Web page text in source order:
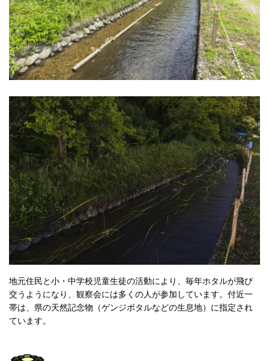
地元住民と小・中学校児童生徒の活動により、毎年ホタルが飛び
交うようになり、観察会には多くの人が参加しています。付近一
帯は、県の天然記念物（ゲンジボタルなどの生息地）に指定され
ています。